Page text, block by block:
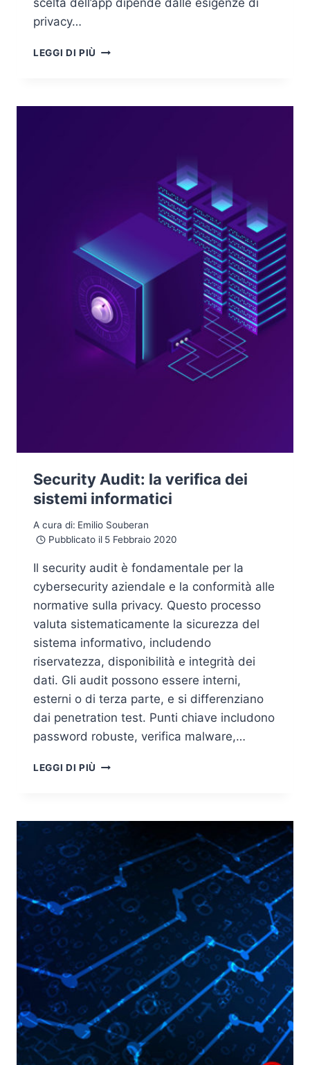
scelta dell’app dipende dalle esigenze di
privacy…
LEGGI DI PIÙ MESSAGGISTICA
SICURA?
Security Audit: la verifica dei
sistemi informatici
A cura di: Emilio Souberan
Pubblicato il 5 Febbraio 2020
Il security audit è fondamentale per la
cybersecurity aziendale e la conformità alle
normative sulla privacy. Questo processo
valuta sistematicamente la sicurezza del
sistema informativo, includendo
riservatezza, disponibilità e integrità dei
dati. Gli audit possono essere interni,
esterni o di terza parte, e si differenziano
dai penetration test. Punti chiave includono
password robuste, verifica malware,…
LEGGI DI PIÙ SECURITY
DEI
SISTEMI
INFORMATICI